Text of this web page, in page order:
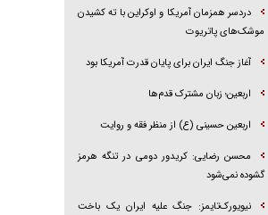
دردسر همزمان آمریکا و اوکراین با ته کشیدن
موشک‌های پاتریوت
آغاز جنگ ایران برای پایان قدرت آمریکا بود
اربعین؛ زبان مشترک قدم‌ها
اربعین حسینی (ع) از منظر فقه و روایت
محسن رضایی: کریدور دومی در تنگه هرمز
گشوده نمی‌شود
نیویورک‌تایمز: جنگ علیه ایران یک باخت